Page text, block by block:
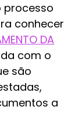
processo
conhecer
DA
com o
são
a